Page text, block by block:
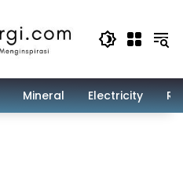
Mineral Electricity